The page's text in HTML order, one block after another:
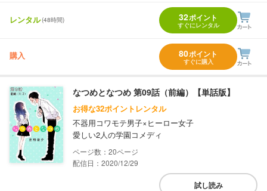
レンタル(48時間) 32ポイント
すぐにレンタル
購入 80ポイント
すぐに購入
なつめとなつめ 第09話（前編）【単話版】
お得な32ポイントレンタル
不器用コワモテ男子×ヒーロー女子
愛しい2人の学園コメディ
20
配信日：2020/12/29
試し読み